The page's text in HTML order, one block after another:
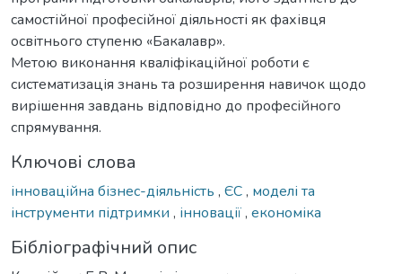
самостійної професійної діяльності як фахівця
освітнього ступеню «Бакалавр».
Метою виконання кваліфікаційної роботи є
систематизація знань та розширення навичок щодо
вирішення завдань відповідно до професійного
спрямування.
Ключові слова
інноваційна бізнес-діяльність , ЄС, моделі та
інструменти підтримки , інновації, економіка
Бібліографічний опис